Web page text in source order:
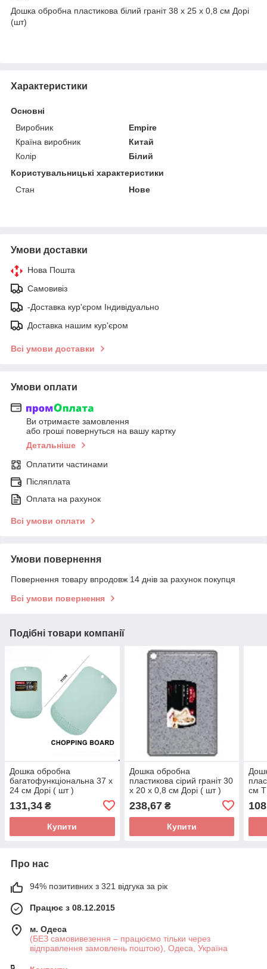
Дошка обробна пластикова білий граніт 38 х 25 х 0,8 см Дорі
(шт)
Характеристики
Основні
Виробник
Empire
Країна виробник
Китай
Колір
Білий
Користувальницькі характеристики
Стан
Нове
Умови доставки
Нова Пошта
Самовивіз
-Доставка кур'єром Індивідуально
Доставка нашим кур'єром
Всі умови доставки
Умови оплати
Ви отримаєте замовлення
або гроші повернуться на вашу картку
Детальніше
Оплатити частинами
Післяплата
Оплата на рахунок
Всі умови оплати
Умови повернення
Повернення товару впродовж 14 днів за рахунок покупця
Всі умови повернення
Подібні товари компанії
Дошка обробна
багатофункціональна 37 х
24 см Дорі ( шт )
131,34 ₴
Купити
Дошка обробна
пластикова сірий граніт 30
х 20 х 0,8 см Дорі ( шт )
238,67₴
Купити
см
Про нас
94% позитивних з 321 відгука за рік
Працює з 08.12.2015
м. Одеса
(БЕЗ самовивезення – працюємо тільки через
відправлення замовлень поштою), Одеса, Україна